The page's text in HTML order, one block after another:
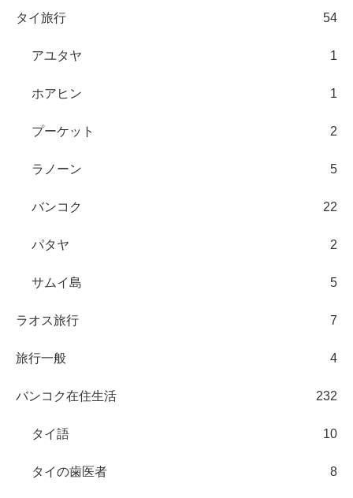
タイ旅行 54
アユタヤ 1
ホアヒン 1
プーケット 2
ラノーン 5
バンコク 22
パタヤ 2
サムイ島 5
ラオス旅行 7
旅行一般 4
バンコク在住生活 232
タイ語 10
タイの歯医者 8